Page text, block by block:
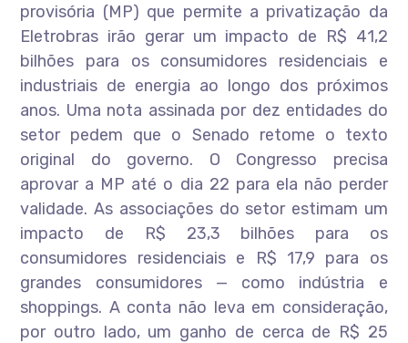
provisória (MP) que permite a privatização da
Eletrobras irão gerar um impacto de R$ 41,2
bilhões para os consumidores residenciais e
industriais de energia ao longo dos próximos
anos. Uma nota assinada por dez entidades do
setor pedem que o Senado retome o texto
original do governo. O Congresso precisa
aprovar a MP até o dia 22 para ela não perder
validade. As associações do setor estimam um
impacto de R$ 23,3 bilhões para os
consumidores residenciais e R$ 17,9 para os
grandes consumidores — como indústria e
shoppings. A conta não leva em consideração,
por outro lado, um ganho de cerca de R$ 25